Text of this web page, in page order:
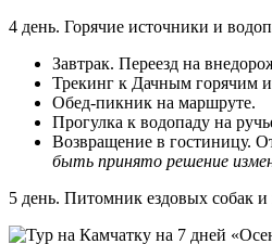
4 день. Горячие источники и
Завтрак. Переезд на
Трекинг к Дачным горячим
Обед-пикник на маршруте.
Прогулка к водопаду на
Возвращение в гостиницу.
быть принято решение
5 день. Питомник ездовых собак